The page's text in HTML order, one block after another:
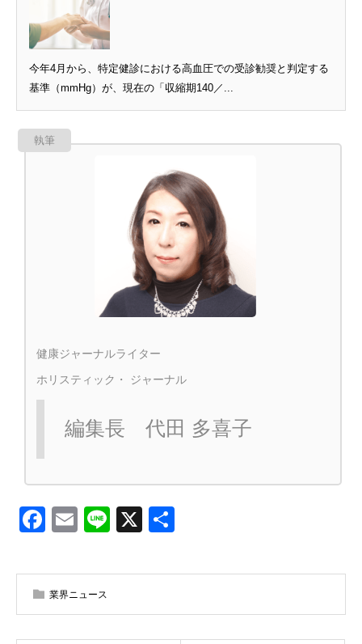
今年4月から、特定健診における高血圧での受診勧奨と判定する
基準（mmHg）が、現在の「収縮期140／...
執筆
健康ジャーナルライター
ホリスティック・ ジャーナル
編集長 代田 多喜子
Facebook
EmailLine
X
業界ニュース